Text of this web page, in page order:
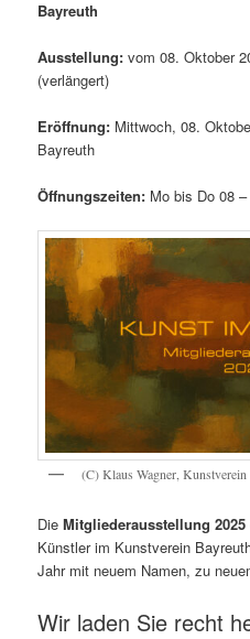
Bayreuth
Ausstellung:vom 08. Oktober
(verlängert)
Eröffnung: Mittwoch, 08.
Bayreuth
Öffnungszeiten: Mo bis Do 08
(C) Klaus Wagner, Kunstverein
DieMitgliederausstellung 2025
Künstler im Kunstverein
Jahr mit neuem Namen, zu
Wir laden Sie recht